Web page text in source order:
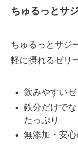
ちゅるっとサ
ちゅるっとサジ
軽に摂れるゼリ
飲みやすい
鉄分だけで
たっぷり
無添加・安